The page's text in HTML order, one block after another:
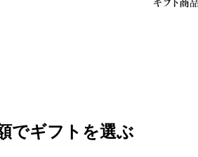
でギフトを選ぶ